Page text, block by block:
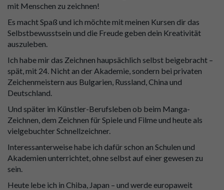
mit Menschen zu zeichnen!
Es macht Spaß und ich möchte mit meinen Kursen dir das
Selbstbewusstsein und die Freude geben dein Kreativität
auszuleben.
Ich habe mir das Zeichnen haupsächlich selbst beigebracht –
spät, mit 24. Nicht an der Akademie, sondern bei privaten
Zeichenmeistern aus Bulgarien, Russland, China und
Deutschland.
Und später im Künstler-Berufsleben ob beim Manga-
Zeichnen, dem Zeichnen für Spiele und Filme und heute als
vielgebuchter Schnellzeichner.
Interessanterweise habe ich dafür schon an Schulen und
Akademien unterrichtet, ohne selbst auf einer gewesen zu
sein.
Heute lebe ich in Chiba, Japan – und werde europaweit